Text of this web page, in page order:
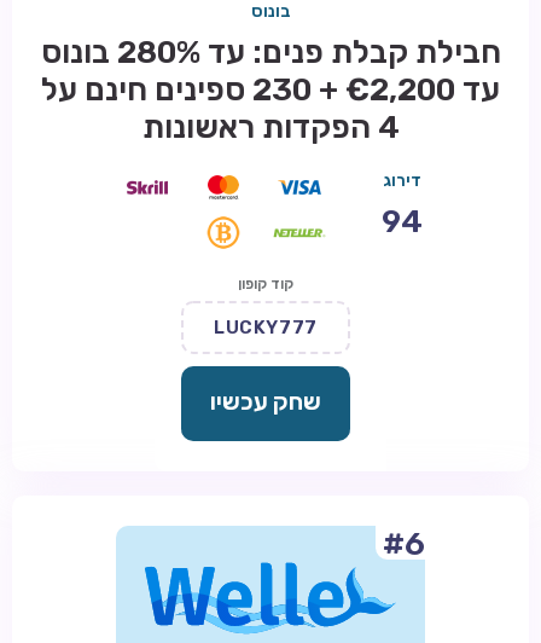
בונוס
חבילת קבלת פנים: עד 280% בונוס
עד €2,200 + 230 ספינים חינם על
4 הפקדות ראשונות
דירוג
94
קוד קופון
LUCKY777
שחק עכשיו
#6